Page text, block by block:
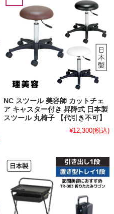
NC スツール 美容師 カットチェ
ア キャスター付き 昇降式 日本製
スツール 丸椅子 【代引き不可】
¥12,300(税込)